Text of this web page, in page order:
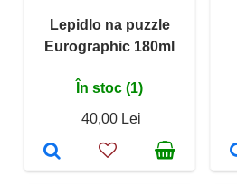
Lepidlo na puzzle
Eurographic 180ml
În stoc (1)
40,00 Lei